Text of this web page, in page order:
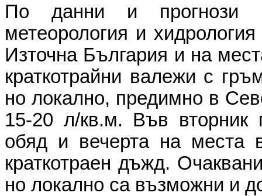
По данни и прогнози
метеорология и
Източна България и на
краткотрайни валежи с
но локално, предимно в
15-20 л/кв.м. Във
обяд и вечерта на места
краткотраен дъжд.
но локално са възможни и